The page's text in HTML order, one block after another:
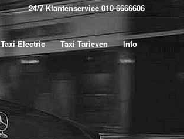
24/7 Klantenservice 010-6666606
Taxi Electric Taxi Tarieven Info